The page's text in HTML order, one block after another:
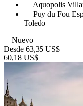
Aquopolis
Puy du Fou
Toledo
Nuevo
Desde 63,35 US$
60,18 US$